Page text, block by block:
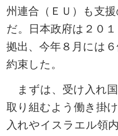
州連合（ＥＵ）も支
だ。日本政府は２０
拠出、今年８月には
約束した。
まずは、受け入れ
取り組むよう働き掛
入れやイスラエル領